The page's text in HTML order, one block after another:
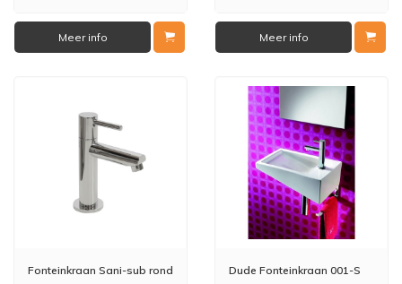
Meer info Meer info
Fonteinkraan Sani-sub rond Dude Fonteinkraan 001-S